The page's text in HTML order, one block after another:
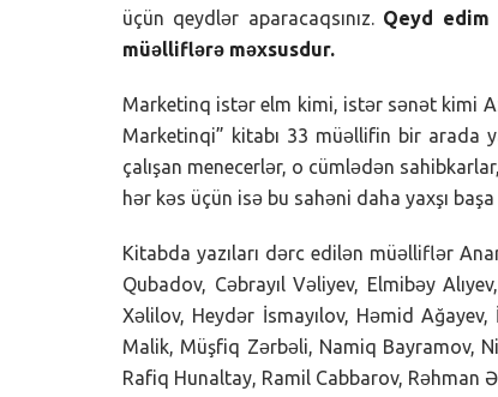
üçün qeydlər aparacaqsınız. Qeyd edim
müəlliflərə məxsusdur.
Marketinq istər elm kimi, istər sənət kimi
Marketinqi” kitabı 33 müəllifin bir arada
çalışan menecerlər, o cümlədən
hər kəs üçün isə bu sahəni daha yaxşı
Kitabda yazıları dərc edilən müəlliflər
Qubadov, Cəbrayıl Vəliyev, Elmibəy
Xəlilov, Heydər İsmayılov, Həmid
Malik, Müşfiq Zərbəli, Namiq Bayramov,
Rafiq Hunaltay, Ramil Cabbarov, Rəhman